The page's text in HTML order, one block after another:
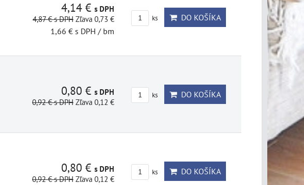
4,14 € s DPH
4,87 €s DPH Zľava 0,73 €
1,66 € s DPH / bm
ks DO KOŠÍKA
0,80 € s DPH
0,92 €s DPH Zľava 0,12 €
ks DO KOŠÍKA
0,80 € s DPH
0,92 €s DPH Zľava 0,12 €
ks DO KOŠÍKA